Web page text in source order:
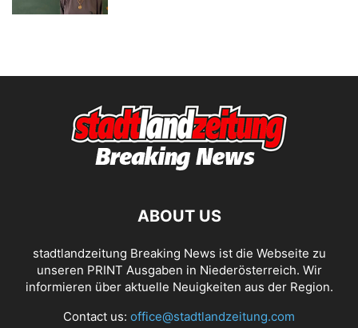
ABOUT US
stadtlandzeitung Breaking News ist die Webseite zu
unseren PRINT Ausgaben in Niederösterreich. Wir
informieren über aktuelle Neuigkeiten aus der Region.
Contact us: office@stadtlandzeitung.com